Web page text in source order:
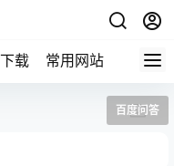
载 常用网站
百度问答